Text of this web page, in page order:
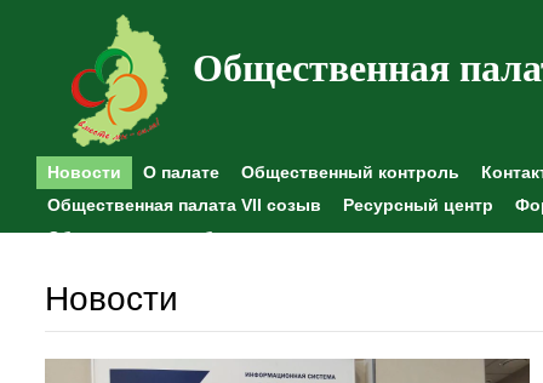
Общественная
Новости О палате Общественный контроль
Общественная палата VII созыв
Ресурсный центр
Общественные наблюдения
Новости